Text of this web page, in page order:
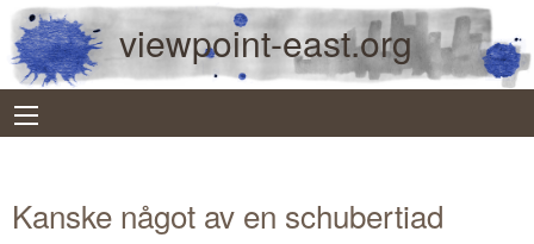
viewpoint-east.org
Kanske något av en schubertiad